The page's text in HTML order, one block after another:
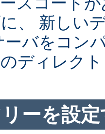
、 新しい
ーバをコン
ディレク
ーを設